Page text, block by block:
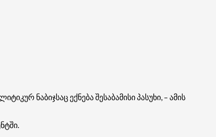
ნაბიჯსაც ექნება შესაბამისი პასუხი, – ამის